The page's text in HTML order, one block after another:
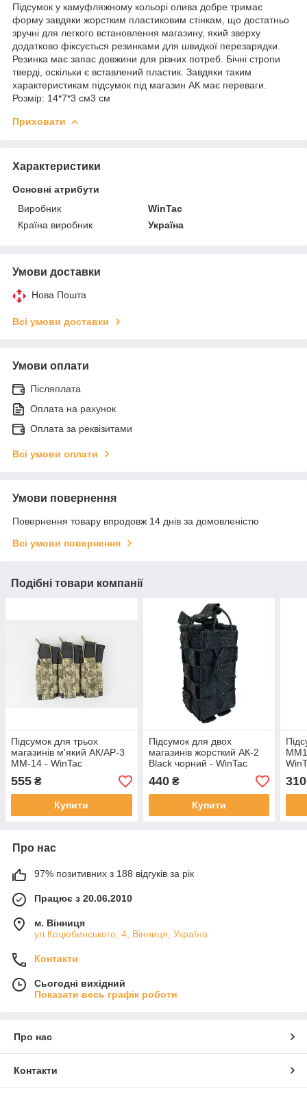
Підсумок у камуфляжному кольорі олива добре тримає
форму завдяки жорстким пластиковим стінкам, що достатньо
зручні для легкого встановлення магазину, який зверху
додатково фіксується резинками для швидкої перезарядки.
Резинка має запас довжини для різних потреб. Бічні стропи
тверді, оскільки є вставлений пластик. Завдяки таким
характеристикам підсумок під магазин АК має переваги.
Розмір: 14*7*3 см3 см
Приховати
Характеристики
Основні атрибути
Виробник
WinTac
Країна виробник
Україна
Умови доставки
Нова Пошта
Всі умови доставки
Умови оплати
Післяплата
Оплата на рахунок
Оплата за реквізитами
Всі умови оплати
Умови повернення
Повернення товару впродовж 14 днів за домовленістю
Всі умови повернення
Подібні товари компанії
Підсумок для трьох
магазинів м'який АК/АР-3
ММ-14 - WinTac
555 ₴
Купити
Підсумок для двох
магазинів жорсткий АК-2
Black чорний - WinTac
440₴
Купити
310
Про нас
97% позитивних з 188 відгуків за рік
Працює з 20.06.2010
м. Вінниця
ул.Коцюбинського, 4, Вінниця, Україна
Контакти
Сьогодні вихідний
Показати весь графік роботи
Про нас
Контакти